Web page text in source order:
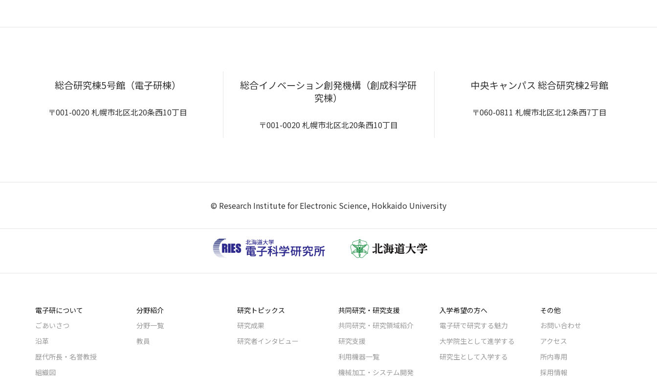
総合研究棟5号館（電子研棟）
〒001-0020 札幌市北区北20条西10丁目
総合イノベーション創発機構（創成科学研
究棟）
〒001-0020 札幌市北区北20条西10丁目
中央キャンパス 総合研究棟2号館
〒060-0811 札幌市北区北12条西7丁目
© Research Institute for Electronic Science, Hokkaido University
電子研について
ごあいさつ
沿革
歴代所長・名誉教授
組織図
分野紹介
分野一覧
教員
研究トピックス
研究成果
研究者インタビュー
共同研究・研究支援
共同研究・研究領域紹介
研究支援
利用機器一覧
機械加工・システム開発
入学希望の方へ
電子研で研究する魅力
大学院生として進学する
研究生として入学する
その他
お問い合わせ
アクセス
所内専用
採用情報